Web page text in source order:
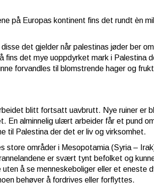
på Europas kontinent fins det rundt èn
det gjelder når palestinas jøder ber
fins det mye uoppdyrket mark i Palestina
forvandles til blomstrende hager og
blitt fortsatt uavbrutt. Nye ruiner er
En alminnelig ulært arbeider får et pund
til Palestina der det er liv og virksomhet.
store områder i Mesopotamia (Syria –
er svært tynt befolket og
uten å se menneskeboliger eller et
behøver å fordrives eller forflyttes.